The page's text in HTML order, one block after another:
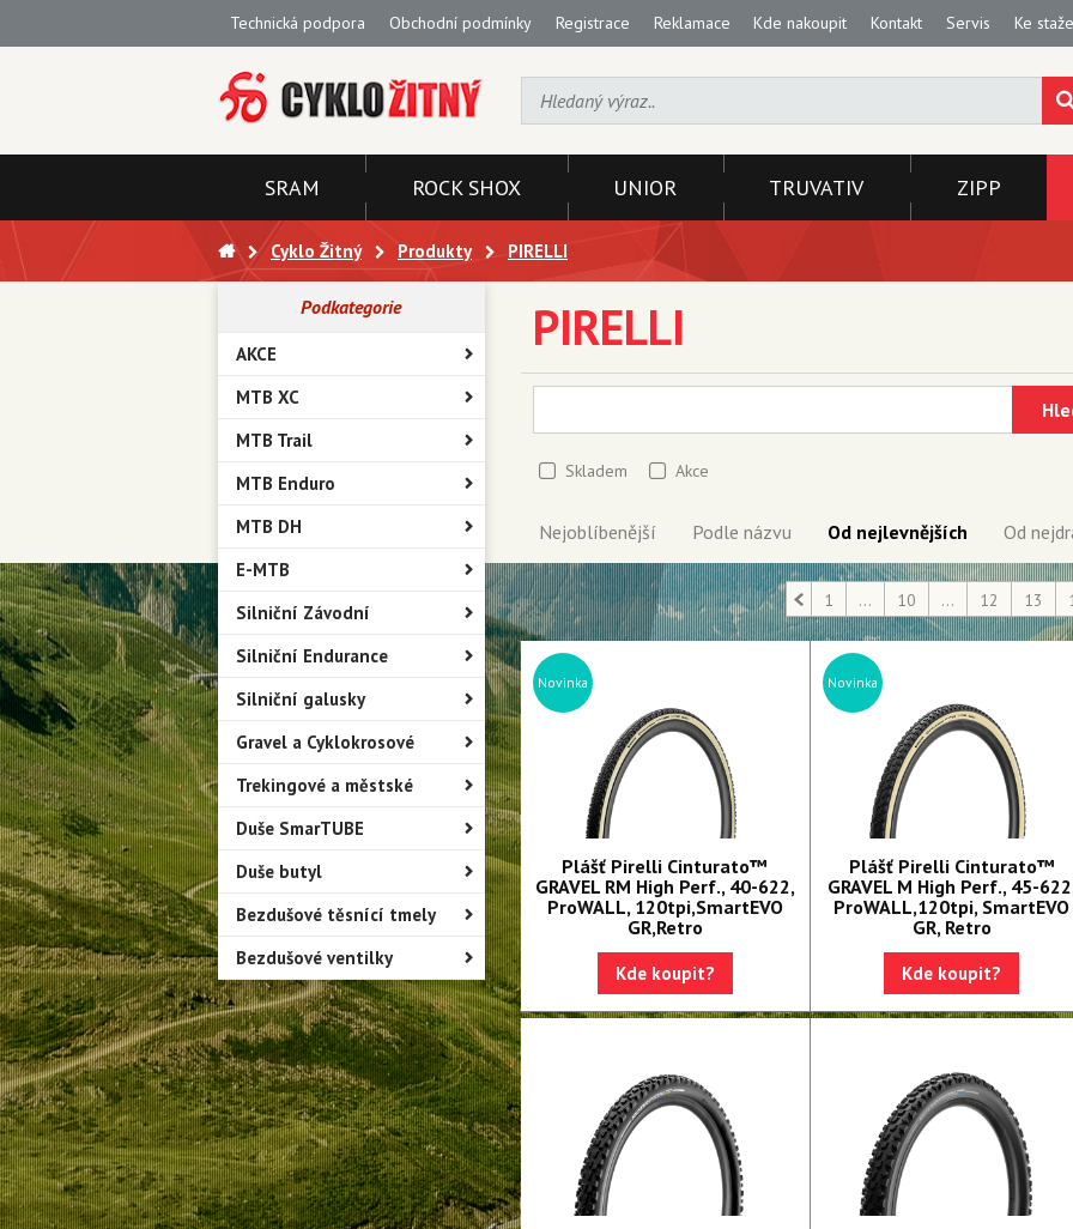
Technická podpora Obchodní podmínky Registrace Reklamace Kde nakoupit Kontakt Servis Ke
SRAM ROCK SHOX UNIOR TRUVATIV ZIPP
Cyklo Žitný Produkty PIRELLI
Podkategorie
AKCE
MTB XC
MTB Trail
MTB Enduro
MTB DH
E-MTB
Silniční Závodní
Silniční Endurance
Silniční galusky
Gravel a Cyklokrosové
Trekingové a městské
Duše SmarTUBE
Duše butyl
Bezdušové těsnící tmely
Bezdušové ventilky
PIRELLI
Skladem Akce
Nejoblíbenější Podle názvu Od nejlevnějších Od
1 ... 10 ... 12 13
Novinka
Plášť Pirelli Cinturato™
GRAVEL RM High Perf., 40-622,
ProWALL, 120tpi,SmartEVO
GR,Retro
Kde koupit?
Novinka
Plášť Pirelli Cinturato™
GRAVEL M High Perf., 45-
ProWALL,120tpi, SmartEVO
GR, Retro
Kde koupit?